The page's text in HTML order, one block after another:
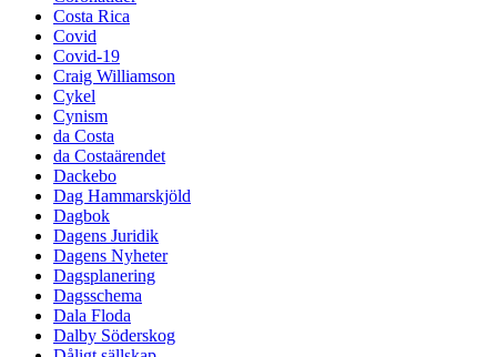
Costa Rica
Covid
Covid-19
Craig Williamson
Cykel
Cynism
da Costa
da Costaärendet
Dackebo
Dag Hammarskjöld
Dagbok
Dagens Juridik
Dagens Nyheter
Dagsplanering
Dagsschema
Dala Floda
Dalby Söderskog